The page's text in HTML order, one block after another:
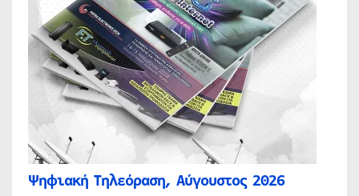
Ψηφιακή Τηλεόραση, Αύγουστος 2026